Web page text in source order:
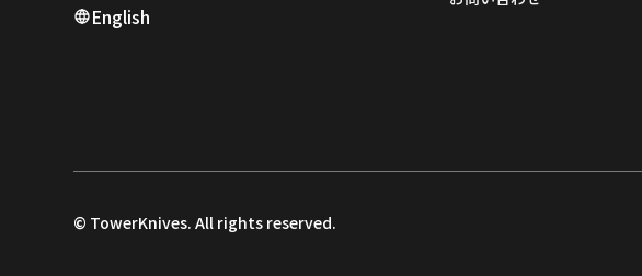
English
© TowerKnives. All rights reserved.